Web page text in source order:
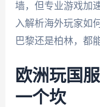
墙，但专业游戏加
入解析海外玩家如
巴黎还是柏林，都
欧洲玩国
一个坎